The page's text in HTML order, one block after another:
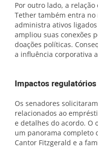
Por outro lado, a
Tether também entra
administra ativos
ampliou suas conexões
doações políticas.
a influência corporativa
Impactos
Os senadores
relacionados ao
e detalhes do acordo. O
um panorama completo
Cantor Fitzgerald e a